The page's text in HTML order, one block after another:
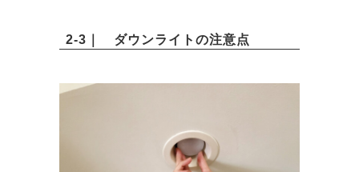
2-3｜ ダウンライトの注意点